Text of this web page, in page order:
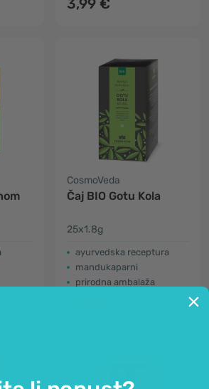
3,99 €
CosmoVeda
Čaj BIO Gotu Kola
25x1.8g
ayurvedska receptura
mandukaparni
prirodna ambalaža